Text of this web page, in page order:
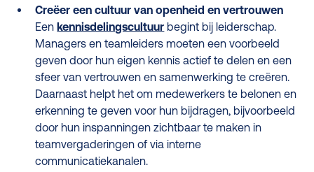
Creëer een cultuur van openheid en vertrouwen
Eenkennisdelingscultuur begint bij leiderschap.
Managers en teamleiders moeten een voorbeeld
geven door hun eigen kennis actief te delen en een
sfeer van vertrouwen en samenwerking te creëren.
Daarnaast helpt het om medewerkers te belonen en
erkenning te geven voor hun bijdragen, bijvoorbeeld
door hun inspanningen zichtbaar te maken in
teamvergaderingen of via interne
communicatiekanalen.